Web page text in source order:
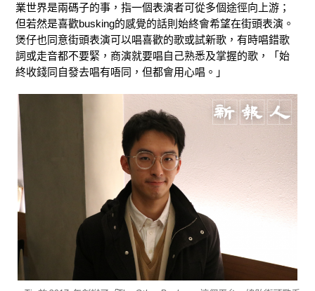
業世界是兩碼子的事，指一個表演者可從多個途徑向上游；
但若然是喜歡busking的感覺的話則始終會希望在街頭表演。
煲仔也同意街頭表演可以唱喜歡的歌或試新歌，有時唱錯歌
詞或走音都不要緊，商演就要唱自己熟悉及掌握的歌，「始
終收錢同自發去唱有唔同，但都會用心唱。」